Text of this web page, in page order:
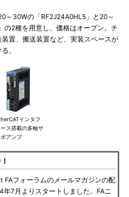
～30Wの「RF2J24A0HL5」と20～
の2種を用意し、価格はオープン。チ
置、搬送装置など、実装スペースが
。
インタフ
ス搭載の多軸サ
アンプ
FAフォーラムのメールマガジンの配
年7月よりスタートしました。FAニ